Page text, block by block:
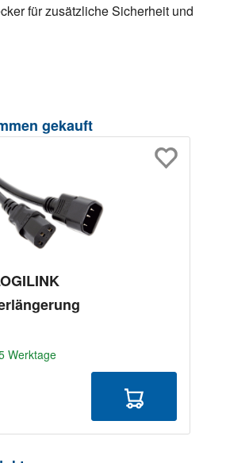
für zusätzliche Sicherheit und
gekauft
Werktage